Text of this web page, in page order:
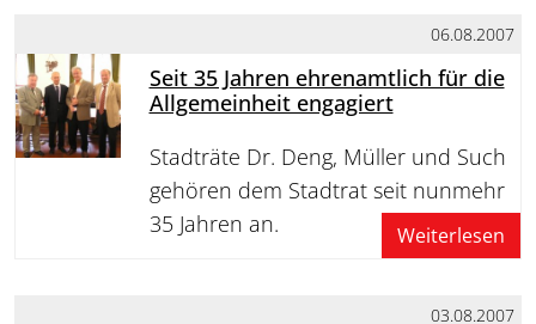
06.08.2007
Seit 35 Jahren ehrenamtlich für die
Allgemeinheit engagiert
Stadträte Dr. Deng, Müller und Such
gehören dem Stadtrat seit nunmehr
35 Jahren an.
Weiterlesen
03.08.2007